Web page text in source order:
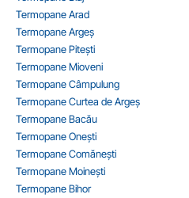
Termopane Arad
Termopane Argeș
Termopane Pitești
Termopane Mioveni
Termopane Câmpulung
Termopane Curtea de Argeș
Termopane Bacău
Termopane Onești
Termopane Comănești
Termopane Moinești
Termopane Bihor